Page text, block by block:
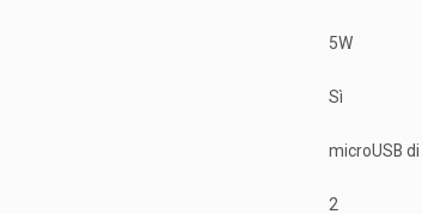
5W
Sì
microUSB
2